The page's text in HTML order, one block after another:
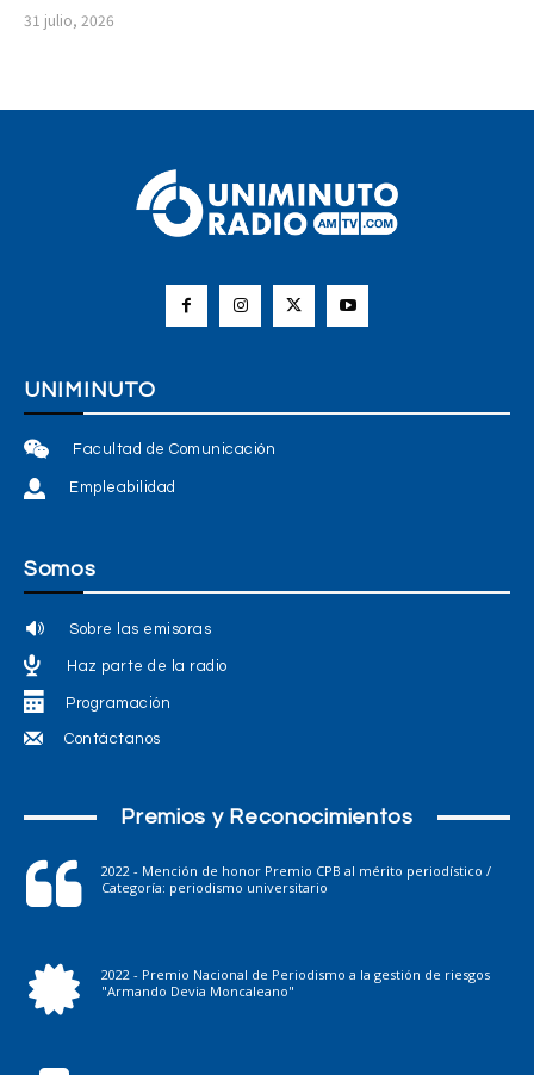
31 julio, 2026
UNIMINUTO
Facultad de Comunicación
Empleabilidad
Somos
Sobre las emisoras
Haz parte de la radio
Programación
Contáctanos
Premios y Reconocimientos
2022 - Mención de honor Premio CPB al mérito periodístico /
Categoría: periodismo universitario
2022 - Premio Nacional de Periodismo a la gestión de riesgos
"Armando Devia Moncaleano"